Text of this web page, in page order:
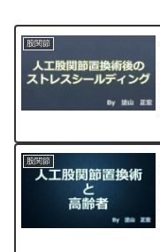
股関節
股関節